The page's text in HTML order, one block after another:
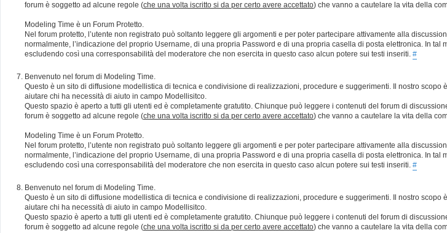
forum è soggetto ad alcune regole (che una volta iscritto si da per certo avere accettato) che vanno a cautelare la vita della
Modeling Time è un Forum Protetto.
Nel forum protetto, l’utente non registrato può soltanto leggere gli argomenti e per poter partecipare attivamente alla
normalmente, l’indicazione del proprio Username, di una propria Password e di una propria casella di posta elettronica. In
escludendo così una corresponsabilità del moderatore che non esercita in questo caso alcun potere sui testi inseriti. #
Benvenuto nel forum di Modeling Time.
Questo è un sito di diffusione modellistica di tecnica e condivisione di realizzazioni, procedure e suggerimenti. Il nostro
aiutare chi ha necessità di aiuto in campo Modellisitco.
Questo spazio è aperto a tutti gli utenti ed è completamente gratutito. Chiunque può leggere i contenuti del forum di
forum è soggetto ad alcune regole (che una volta iscritto si da per certo avere accettato) che vanno a cautelare la vita della
Modeling Time è un Forum Protetto.
Nel forum protetto, l’utente non registrato può soltanto leggere gli argomenti e per poter partecipare attivamente alla
normalmente, l’indicazione del proprio Username, di una propria Password e di una propria casella di posta elettronica. In
escludendo così una corresponsabilità del moderatore che non esercita in questo caso alcun potere sui testi inseriti. #
Benvenuto nel forum di Modeling Time.
Questo è un sito di diffusione modellistica di tecnica e condivisione di realizzazioni, procedure e suggerimenti. Il nostro
aiutare chi ha necessità di aiuto in campo Modellisitco.
Questo spazio è aperto a tutti gli utenti ed è completamente gratutito. Chiunque può leggere i contenuti del forum di
forum è soggetto ad alcune regole (che una volta iscritto si da per certo avere accettato) che vanno a cautelare la vita della